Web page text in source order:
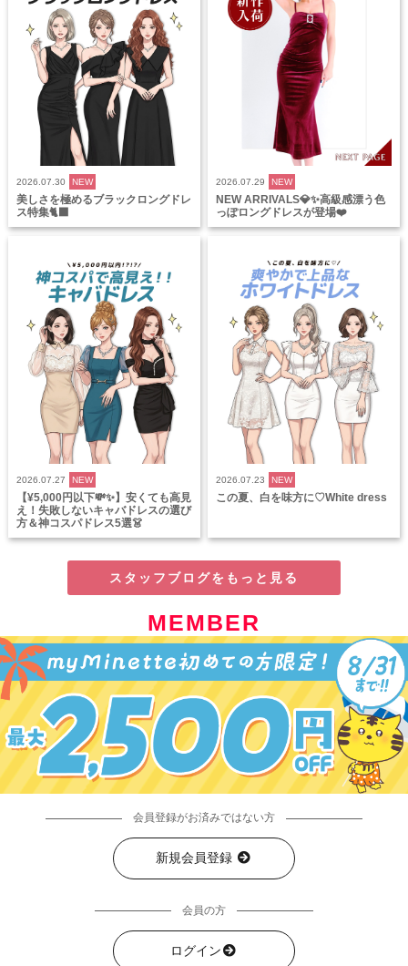
2026.07.30 NEW
美しさを極めるブラックロングドレ
ス特集🐈‍⬛
2026.07.29 NEW
NEW ARRIVALS💎✨高級感漂う色
っぽロングドレスが登場❤️
2026.07.27 NEW
【¥5,000円以下💸✨】安くても高見
え！失敗しないキャバドレスの選び
方＆神コスパドレス5選👗
2026.07.23 NEW
この夏、白を味方に♡White dress
スタッフブログをもっと見る
MEMBER
会員登録がお済みではない方
新規会員登録
会員の方
ログイン